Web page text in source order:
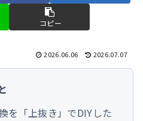
コピー
2026.06.06 2026.07.07
を「上抜き」でDIYした